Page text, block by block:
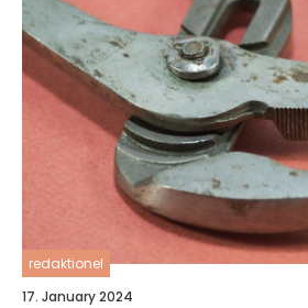
redaktionel
17. January 2024